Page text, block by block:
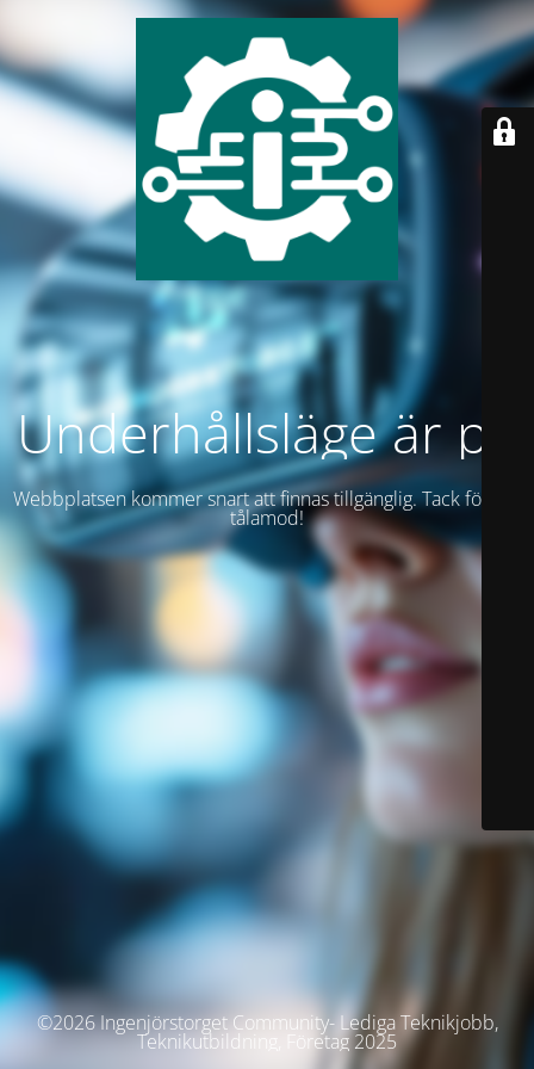
Underhållsläge är på
Webbplatsen kommer snart att finnas tillgänglig. Tack för ditt
tålamod!
©2026 Ingenjörstorget Community- Lediga Teknikjobb,
Teknikutbildning, Företag 2025